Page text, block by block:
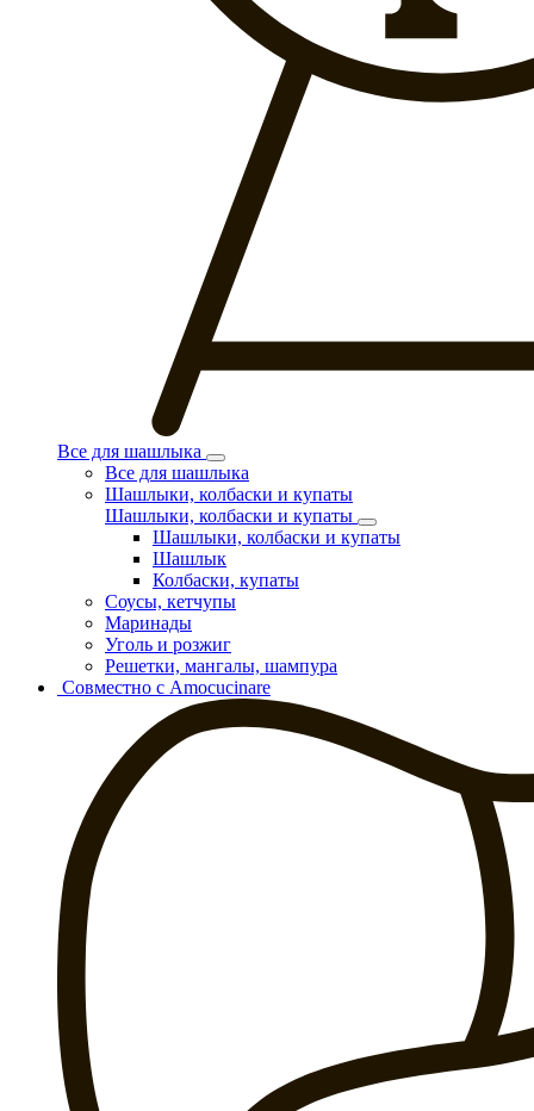
Все для шашлыка
Все для шашлыка
Шашлыки, колбаски и купаты
Шашлыки, колбаски и купаты
Шашлыки, колбаски и купаты
Шашлык
Колбаски, купаты
Соусы, кетчупы
Маринады
Уголь и розжиг
Решетки, мангалы, шампура
Совместно с Amocucinare